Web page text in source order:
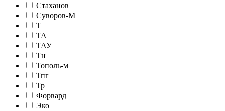
Стаханов
Суворов-М
Т
ТА
ТАУ
Тн
Тополь-м
Тпг
Тр
Форвард
Эко